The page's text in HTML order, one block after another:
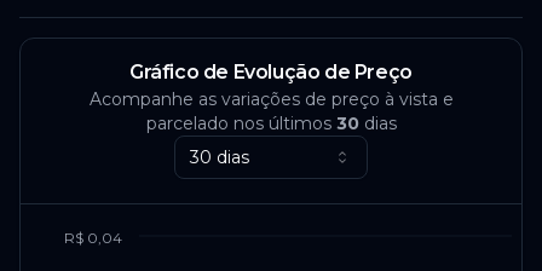
Gráfico de Evolução de Preço
Acompanhe as variações de preço à vista e
parcelado nos últimos 30dias
30 dias
R$ 0,04